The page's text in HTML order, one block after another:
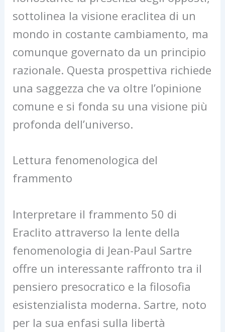
sottolinea la visione eraclitea di un
mondo in costante cambiamento, ma
comunque governato da un principio
razionale. Questa prospettiva richiede
una saggezza che va oltre l’opinione
comune e si fonda su una visione più
profonda dell’universo.
Lettura fenomenologica del
frammento
Interpretare il frammento 50 di
Eraclito attraverso la lente della
fenomenologia di Jean-Paul Sartre
offre un interessante raffronto tra il
pensiero presocratico e la filosofia
esistenzialista moderna. Sartre, noto
per la sua enfasi sulla libertà